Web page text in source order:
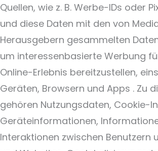
Quellen, wie z. B. Werbe-IDs oder
und diese Daten mit den von
Herausgebern gesammelten
um interessenbasierte Werbung
Online-Erlebnis bereitzustellen,
Geräten, Browsern und Apps . Zu
gehören Nutzungsdaten, Cookie-
Geräteinformationen,
Interaktionen zwischen Benutzern